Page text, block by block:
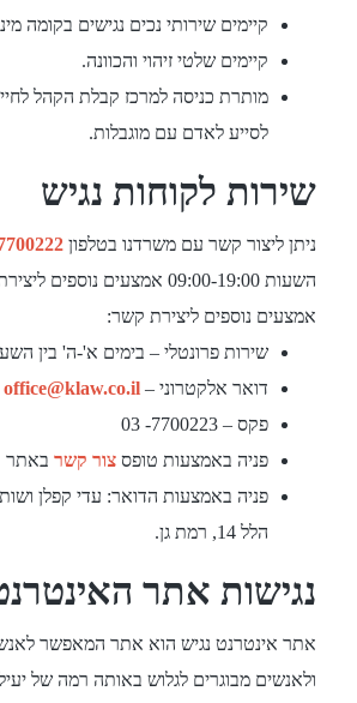
קיימים שירותי נכים נגישים בקומה
קיימים שלטי זיהוי והכוונה.
מותרת כניסה למרכז קבלת הקהל
לסייע לאדם עם מוגבלות.
שירות לקוחות נגיש
ניתן ליצור קשר עם משרדנו בטלפון
השעות 09:00-19:00 אמצעים
אמצעים נוספים ליצירת קשר:
שירות פרונטלי – בימים א'-ה' בין השעות 09:00-
דואר אלקטרוני –office@klaw.co.il
פקס – 7700223- 03
פניה באמצעות טופסצור קשר באתר
פניה באמצעות הדואר: עדי קפלן
הלל 14, רמת גן.
נגישות אתר
אתר אינטרנט נגיש הוא אתר המאפשר
ולאנשים מבוגרים לגלוש באותה רמה של